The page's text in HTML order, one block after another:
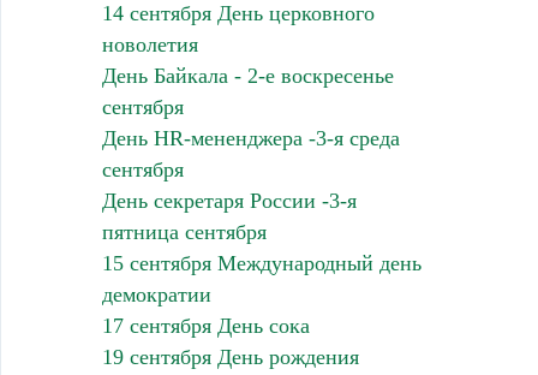
14 сентября День церковного
новолетия
День Байкала - 2-е воскресенье
сентября
День HR-мененджера -3-я среда
сентября
День секретаря России -3-я
пятница сентября
15 сентября Международный день
демократии
17 сентября День сока
19 сентября День рождения